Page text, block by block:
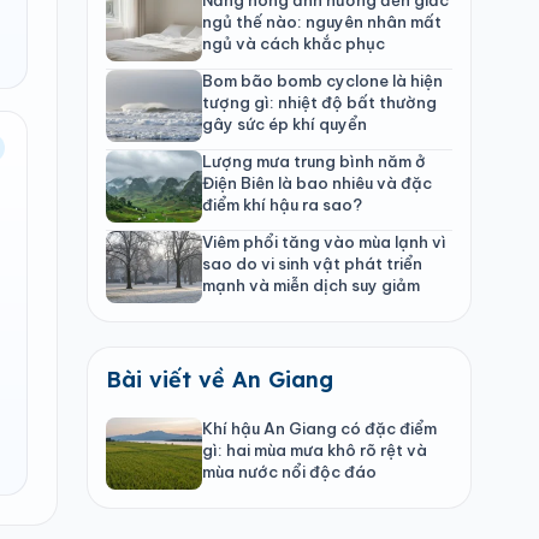
ngủ thế nào: nguyên nhân mất
ngủ và cách khắc phục
Bom bão bomb cyclone là hiện
tượng gì: nhiệt độ bất thường
gây sức ép khí quyển
Lượng mưa trung bình năm ở
Điện Biên là bao nhiêu và đặc
điểm khí hậu ra sao?
Viêm phổi tăng vào mùa lạnh vì
sao do vi sinh vật phát triển
mạnh và miễn dịch suy giảm
Bài viết về An Giang
Khí hậu An Giang có đặc điểm
gì: hai mùa mưa khô rõ rệt và
mùa nước nổi độc đáo